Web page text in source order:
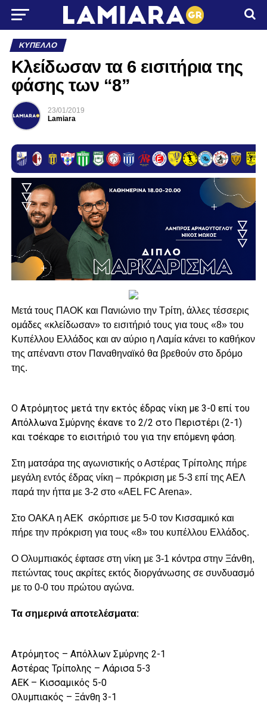
ΚΎΠΕΛΛΟ
Κλείδωσαν τα 6 εισιτήρια της
φάσης των “8”
23/01/2019
Lamiara
Μετά τους ΠΑΟΚ και Πανιώνιο την Τρίτη, άλλες τέσσερις
ομάδες «κλείδωσαν» το εισιτήριό τους για τους «8» του
Κυπέλλου Ελλάδος και αν αύριο η Λαμία κάνει το καθήκον
της απέναντι στον Παναθηναϊκό θα βρεθούν στο δρόμο
της.
Ο Ατρόμητος μετά την εκτός έδρας νίκη με 3-0 επί του
Απόλλωνα Σμύρνης έκανε το 2/2 στο Περιστέρι (2-1)
και τσέκαρε το εισιτήριό του για την επόμενη φάση.
Στη ματσάρα της αγωνιστικής ο Αστέρας Τρίπολης πήρε
μεγάλη εντός έδρας νίκη – πρόκριση με 5-3 επί της ΑΕΛ
παρά την ήττα με 3-2 στο «AEL FC Arena».
Στο ΟΑΚΑ η ΑΕΚ σκόρπισε με 5-0 τον Κισσαμικό και
πήρε την πρόκριση για τους «8» του κυπέλλου Ελλάδος.
Ο Ολυμπιακός έφτασε στη νίκη με 3-1 κόντρα στην Ξάνθη,
πετώντας τους ακρίτες εκτός διοργάνωσης σε συνδυασμό
με το 0-0 του πρώτου αγώνα.
Τα σημερινά αποτελέσματα:
Ατρόμητος – Απόλλων Σμύρνης 2-1
Αστέρας Τρίπολης – Λάρισα 5-3
ΑΕΚ – Κισσαμικός 5-0
Ολυμπιακός – Ξάνθη 3-1